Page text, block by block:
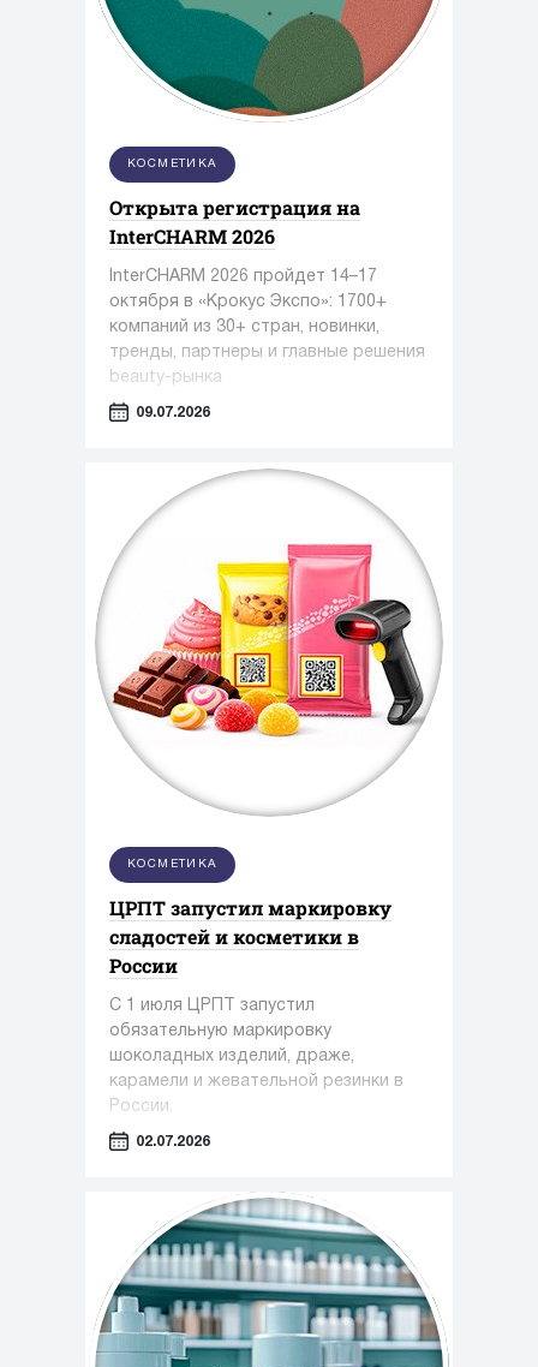
КОСМЕТИКА
Открыта регистрация на
InterCHARM 2026
InterCHARM 2026 пройдет 14–17
октября в «Крокус Экспо»: 1700+
компаний из 30+ стран, новинки,
тренды, партнеры и главные решения
beauty-рынка
09.07.2026
КОСМЕТИКА
ЦРПТ запустил маркировку
сладостей и косметики в
России
С 1 июля ЦРПТ запустил
обязательную маркировку
шоколадных изделий, драже,
карамели и жевательной резинки в
России.
02.07.2026